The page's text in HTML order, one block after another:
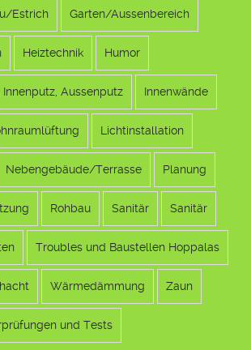
Estrich Garten/Aussenbereich
Heiztechnik Humor
Innenputz, Aussenputz Innenwände
Lichtinstallation
Nebengebäude/Terrasse Planung
Rohbau Sanitär Sanitär
Troubles und Baustellen Hoppalas
Wärmedämmung Zaun
und Tests